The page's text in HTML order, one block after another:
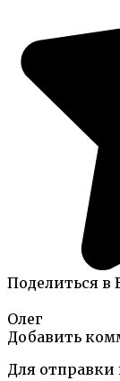
Поделиться в
Олег
Добавить
Для